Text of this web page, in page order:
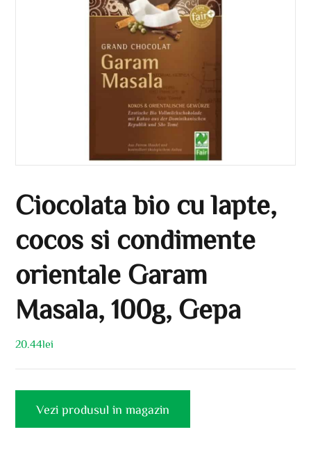
Ciocolata bio cu lapte,
cocos si condimente
orientale Garam
Masala, 100g, Gepa
20.44lei
Vezi produsul in magazin